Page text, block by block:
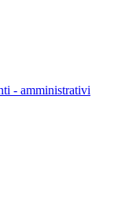
- amministrativi